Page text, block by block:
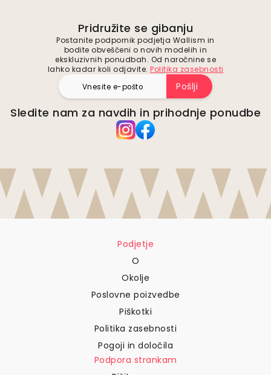
Pridružite se gibanju
Postanite podpornik podjetja Wallism in
bodite obveščeni o novih modelih in
ekskluzivnih ponudbah. Od naročnine se
lahko kadar koli odjavite. Politika zasebnosti
Pošlji
Sledite nam za navdih in prihodnje ponudbe
Podjetje
O
Okolje
Poslovne poizvedbe
Piškotki
Politika zasebnosti
Pogoji in določila
Podpora strankam